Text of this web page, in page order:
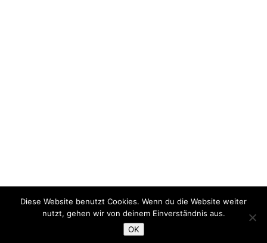
>> NEWSLETTER >> FACEBOOK
IMPRESSUM
DATENSCHUTZ
Diese Website benutzt Cookies. Wenn du die Website weiter
nutzt, gehen wir von deinem Einverständnis aus.
OK